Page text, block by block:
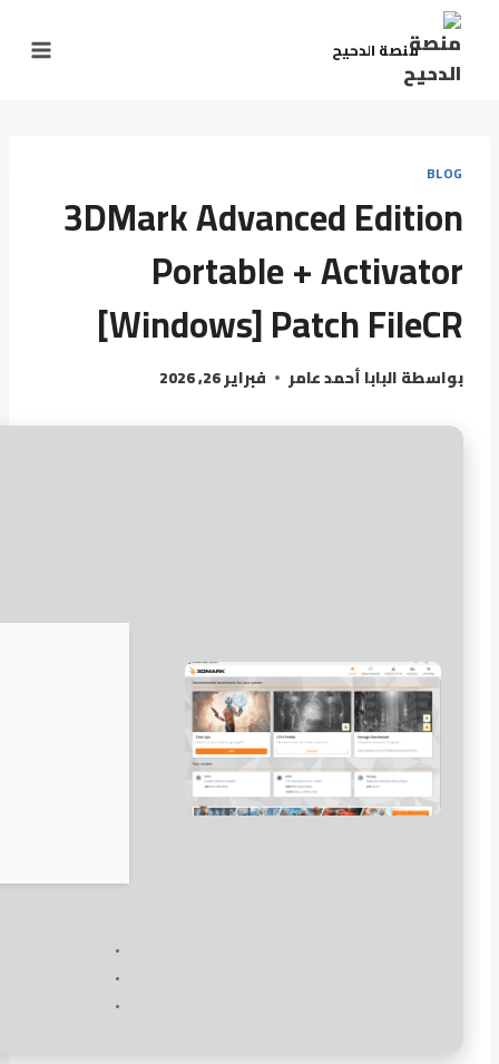
منصة الدحيح
BLOG
3DMark Advanced Edition
Portable + Activator
[Windows] Patch FileCR
بواسطةالبابا أحمد عامر فبراير 26, 2026